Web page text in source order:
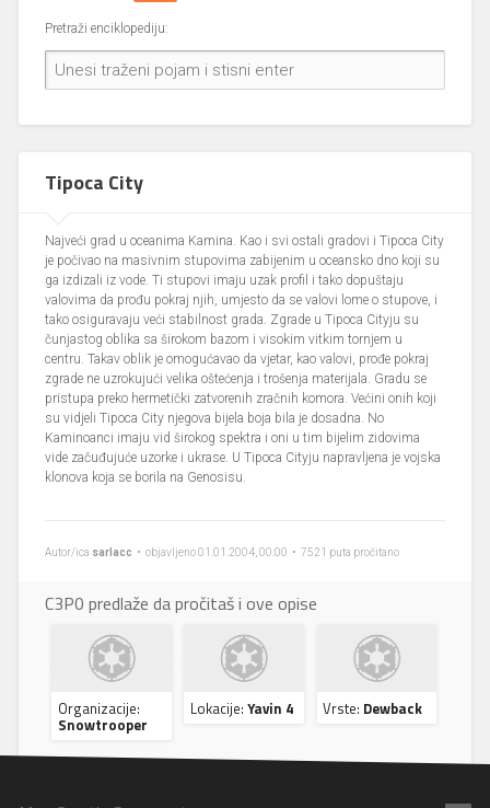
Pretraži enciklopediju:
Tipoca City
Najveći grad u oceanima Kamina. Kao i svi ostali gradovi i Tipoca City
je počivao na masivnim stupovima zabijenim u oceansko dno koji su
ga izdizali iz vode. Ti stupovi imaju uzak profil i tako dopuštaju
valovima da prođu pokraj njih, umjesto da se valovi lome o stupove, i
tako osiguravaju veći stabilnost grada. Zgrade u Tipoca Cityju su
čunjastog oblika sa širokom bazom i visokim vitkim tornjem u
centru. Takav oblik je omogućavao da vjetar, kao valovi, prođe pokraj
zgrade ne uzrokujući velika oštećenja i trošenja materijala. Gradu se
pristupa preko hermetički zatvorenih zračnih komora. Većini onih koji
su vidjeli Tipoca City njegova bijela boja bila je dosadna. No
Kaminoanci imaju vid širokog spektra i oni u tim bijelim zidovima
vide začuđujuće uzorke i ukrase. U Tipoca Cityju napravljena je vojska
klonova koja se borila na Genosisu.
Autor/ica sarlacc • objavljeno 01.01.2004, 00:00 • 7521 puta pročitano
C3P0 predlaže da pročitaš i ove opise
Organizacije:
Snowtrooper
Lokacije: Yavin 4 Vrste: Dewback